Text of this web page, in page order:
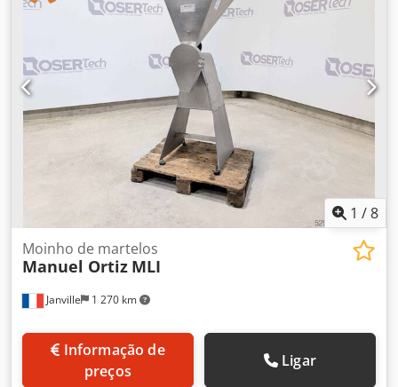
1 /8
Janville 1 270 km
Moinho de martelos
Manuel Ortiz MLI
preços
Ligar